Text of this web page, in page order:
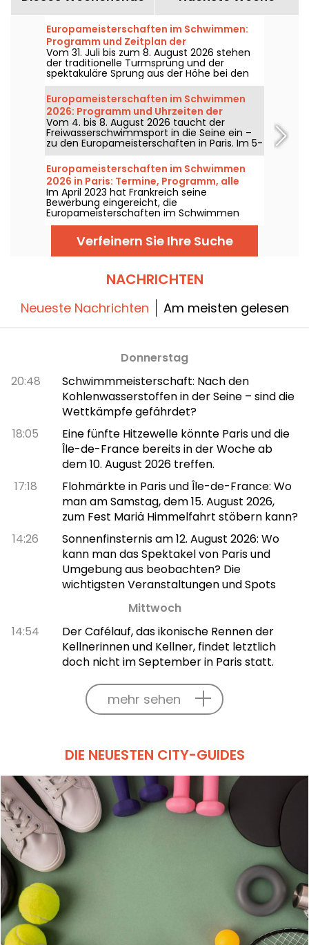
Europameisterschaften im Schwimmen:
Programm und Zeitplan der
Wassersprung- und Hochsprung-
Wettkämpfe
Vom 31. Juli bis zum 8. August 2026 stehen
der traditionelle Turmsprung und der
spektakuläre Sprung aus der Höhe bei den
Europameisterschaften im Schwimmen im
Mittelpunkt. Zwischen dem Olympiabecken
von Saint-Denis und dem malerischen Ufer
der Seine werden die besten Taucher des
Kontinents zu waghalsigen Akrobatik-
Formationen ansetzen.
Europameisterschaften im Schwimmen
2026: Programm und Uhrzeiten der
Freiwasserwettkämpfe
Vom 4. bis 8. August 2026 taucht der
Freiwasserschwimmsport in die Seine ein –
zu den Europameisterschaften in Paris. Im 5-
km-, 10-km-Rennen und im Mixed-Staffel
kämpfen die besten Wasser-
Marathonläuferinnen und -läufer in einer
mythischen Naturlandschaft um Medaillen.
Europameisterschaften im Schwimmen
2026 in Paris: Termine, Programm, alle
Infos zum Wettkampf
Im April 2023 hat Frankreich seine
Bewerbung eingereicht, die
Europameisterschaften im Schwimmen
2026 auszutragen. Vom 31. Juli bis zum 16.
August erwartet Sie das Olympische
Schwimmbadzentrum, um unsere
Schwimmerinnen und Schwimmer
Informationen rund um den Wettkampf und
die Disziplinen!
Verfeinern Sie Ihre Suche
NACHRICHTEN
Neueste Nachrichten Am meisten gelesen
Donnerstag
20:48
Schwimmmeisterschaft: Nach den
Kohlenwasserstoffen in der Seine – sind die
Wettkämpfe gefährdet?
18:05
Eine fünfte Hitzewelle könnte Paris und die
Île-de-France bereits in der Woche ab
dem 10. August 2026 treffen.
17:18
Flohmärkte in Paris und Île-de-France: Wo
man am Samstag, dem 15. August 2026,
zum Fest Mariä Himmelfahrt stöbern kann?
14:26
Sonnenfinsternis am 12. August 2026: Wo
kann man das Spektakel von Paris und
Umgebung aus beobachten? Die
wichtigsten Veranstaltungen und Spots
Mittwoch
14:54
Der Cafélauf, das ikonische Rennen der
Kellnerinnen und Kellner, findet letztlich
doch nicht im September in Paris statt.
mehr sehen
DIE NEUESTEN CITY-GUIDES